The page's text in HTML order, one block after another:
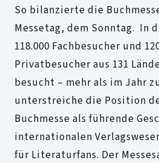
So bilanzierte die
Messetag, dem Sonntag. In
118.000 Fachbesucher und
Privatbesucher aus 131
besucht – mehr als im Jahr
unterstreiche die Position
Buchmesse als führende
internationalen
für Literaturfans. Der